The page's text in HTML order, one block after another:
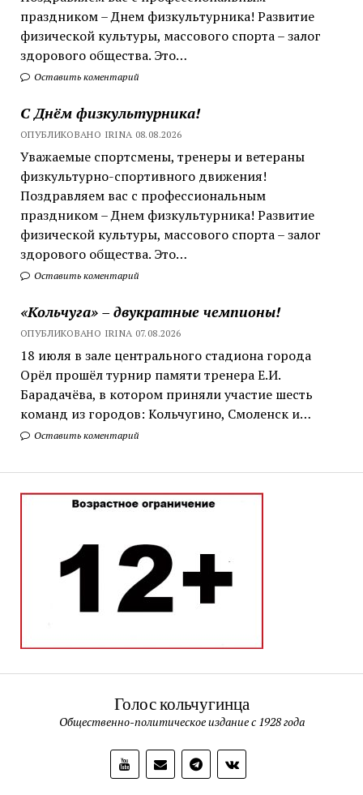
праздником – Днем физкультурника! Развитие
физической культуры, массового спорта – залог
здорового общества. Это…
Оставить коментарий
С Днём физкультурника!
ОПУБЛИКОВАНО IRINA 08.08.2026
Уважаемые спортсмены, тренеры и ветераны
физкультурно-спортивного движения!
Поздравляем вас с профессиональным
праздником – Днем физкультурника! Развитие
физической культуры, массового спорта – залог
здорового общества. Это…
Оставить коментарий
«Кольчуга» – двукратные чемпионы!
ОПУБЛИКОВАНО IRINA 07.08.2026
18 июля в зале центрального стадиона города
Орёл прошёл турнир памяти тренера Е.И.
Барадачёва, в котором приняли участие шесть
команд из городов: Кольчугино, Смоленск и…
Оставить коментарий
Голос кольчугинца
Общественно-политическое издание с 1928 года